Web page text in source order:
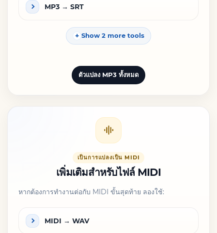
MP3 → SRT
Show 2 more tools
ตัวแปลง MP3 ทั้งหมด
เป็นการแปลงเป็น MIDI
เพิ่มเติมสำหรับไฟล์ MIDI
หากต้องการทำงานต่อกับ MIDI ขั้นสุดท้าย ลองใช้:
MIDI → WAV